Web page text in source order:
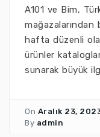
A101 ve Bim,
hafta düzenli
ürünler
sunarak büyük
On Aralık 23,
By admin